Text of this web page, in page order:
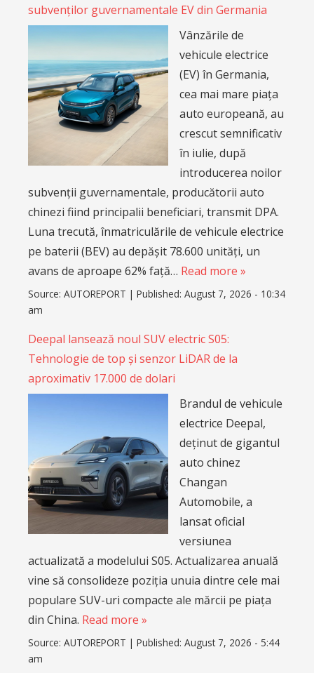
subvenților guvernamentale EV din Germania
Vânzările de
vehicule electrice
(EV) în Germania,
cea mai mare piața
auto europeană, au
crescut semnificativ
în iulie, după
introducerea noilor
subvenții guvernamentale, producătorii auto
chinezi fiind principalii beneficiari, transmit DPA.
Luna trecută, înmatriculările de vehicule electrice
pe baterii (BEV) au depășit 78.600 unități, un
avans de aproape 62% față… Read more »
Source: AUTOREPORT | Published: August 7, 2026 - 10:34
am
Deepal lansează noul SUV electric S05:
Tehnologie de top și senzor LiDAR de la
aproximativ 17.000 de dolari
Brandul de vehicule
electrice Deepal,
deținut de gigantul
auto chinez
Changan
Automobile, a
lansat oficial
versiunea
actualizată a modelului S05. Actualizarea anuală
vine să consolideze poziția unuia dintre cele mai
populare SUV-uri compacte ale mărcii pe piața
din China. Read more »
Source: AUTOREPORT | Published: August 7, 2026 - 5:44
am